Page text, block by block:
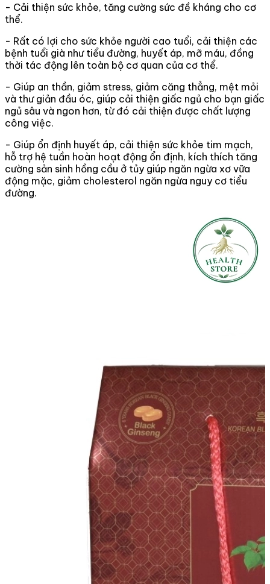
- Cải thiện sức khỏe, tăng cường sức đề kháng cho cơ
thể.
- Rất có lợi cho sức khỏe người cao tuổi, cải thiện các
bệnh tuổi già như tiểu đường, huyết áp, mỡ máu, đồng
thời tác động lên toàn bộ cơ quan của cơ thể.
- Giúp an thần, giảm stress, giảm căng thẳng, mệt mỏi
và thư giản đầu óc, giúp cải thiện giấc ngủ cho bạn giấc
ngủ sâu và ngon hơn, từ đó cải thiện được chất lượng
công việc.
- Giúp ổn định huyết áp, cải thiện sức khỏe tim mạch,
hỗ trợ hệ tuần hoàn hoạt động ổn định, kích thích tăng
cường sản sinh hồng cầu ở tủy giúp ngăn ngừa xơ vữa
động mặc, giảm cholesterol ngăn ngừa nguy cơ tiểu
đường.